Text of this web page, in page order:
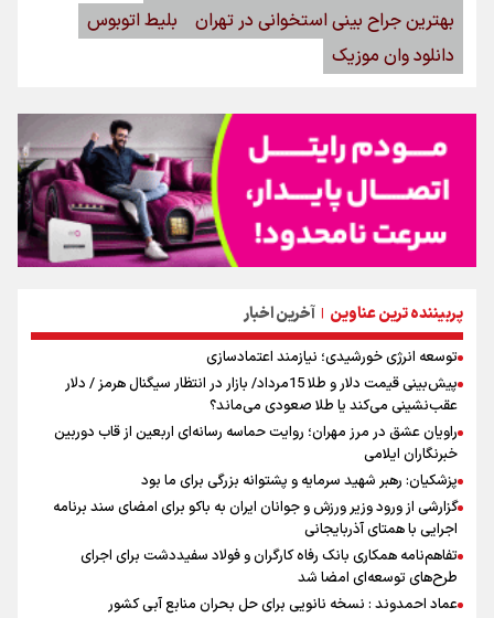
پربیننده ترین عناوین | آخرین اخبار
توسعه انرژی خورشیدی؛ نیازمند اعتمادسازی
پیش‌بینی قیمت دلار و طلا 15مرداد/ بازار در انتظار سیگنال هرمز / دلار
عقب‌نشینی می‌کند یا طلا صعودی می‌ماند؟
راویان عشق در مرز مهران؛ روایت حماسه‌ رسانه‌ای اربعین از قاب دوربین
خبرنگاران ایلامی
پزشکیان: رهبر شهید سرمایه و پشتوانه بزرگی برای ما بود
گزارشی از ورود وزیر ورزش و جوانان ایران به باکو برای امضای سند برنامه
اجرایی با همتای آذربایجانی
تفاهم‌نامه همکاری بانک رفاه کارگران و فولاد سفیددشت برای اجرای
طرح‌های توسعه‌ای امضا شد
عماد احمدوند : نسخه نانویی برای حل بحران منابع آبی کشور
بهترین جراح بینی استخوانی در تهران
بلیط اتوبوس
دانلود وان موزیک